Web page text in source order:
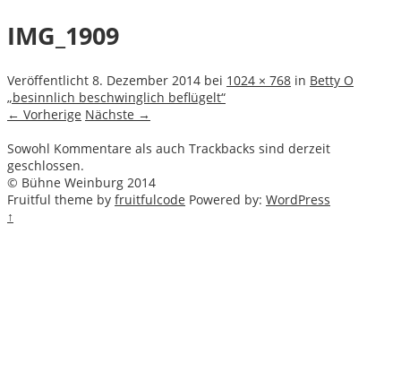
IMG_1909
Veröffentlicht 8. Dezember 2014 bei 1024 × 768 in Betty O
„besinnlich beschwinglich beflügelt“
← Vorherige Nächste →
Sowohl Kommentare als auch Trackbacks sind derzeit
geschlossen.
© Bühne Weinburg 2014
Fruitful theme by fruitfulcode Powered by: WordPress
↑